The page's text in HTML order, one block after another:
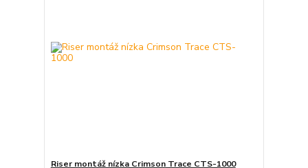
Riser montáž nízka Crimson Trace CTS-1000